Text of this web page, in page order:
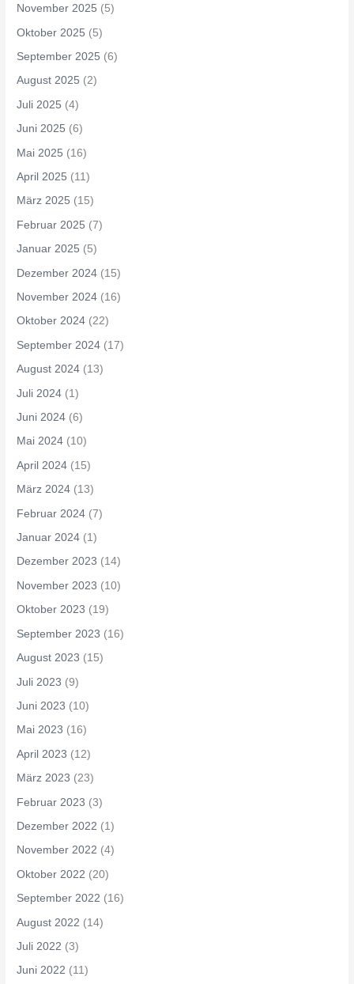
November 2025 (5)
Oktober 2025 (5)
September 2025 (6)
August 2025 (2)
Juli 2025 (4)
Juni 2025 (6)
Mai 2025 (16)
April 2025 (11)
März 2025 (15)
Februar 2025 (7)
Januar 2025 (5)
Dezember 2024 (15)
November 2024 (16)
Oktober 2024 (22)
September 2024 (17)
August 2024 (13)
Juli 2024 (1)
Juni 2024 (6)
Mai 2024 (10)
April 2024 (15)
März 2024 (13)
Februar 2024 (7)
Januar 2024 (1)
Dezember 2023 (14)
November 2023 (10)
Oktober 2023 (19)
September 2023 (16)
August 2023 (15)
Juli 2023 (9)
Juni 2023 (10)
Mai 2023 (16)
April 2023 (12)
März 2023 (23)
Februar 2023 (3)
Dezember 2022 (1)
November 2022 (4)
Oktober 2022 (20)
September 2022 (16)
August 2022 (14)
Juli 2022 (3)
Juni 2022 (11)